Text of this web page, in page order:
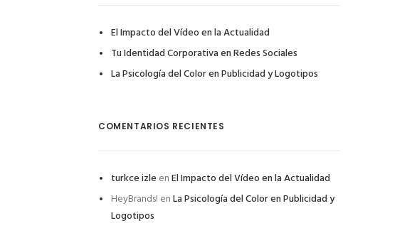
El Impacto del Vídeo en la Actualidad
Tu Identidad Corporativa en Redes Sociales
La Psicología del Color en Publicidad y Logotipos
COMENTARIOS RECIENTES
turkce izle enEl Impacto del Vídeo en la Actualidad
HeyBrands! enLa Psicología del Color en Publicidad y
Logotipos